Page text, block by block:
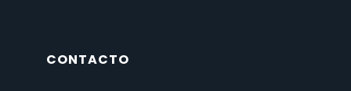
CONTACTO